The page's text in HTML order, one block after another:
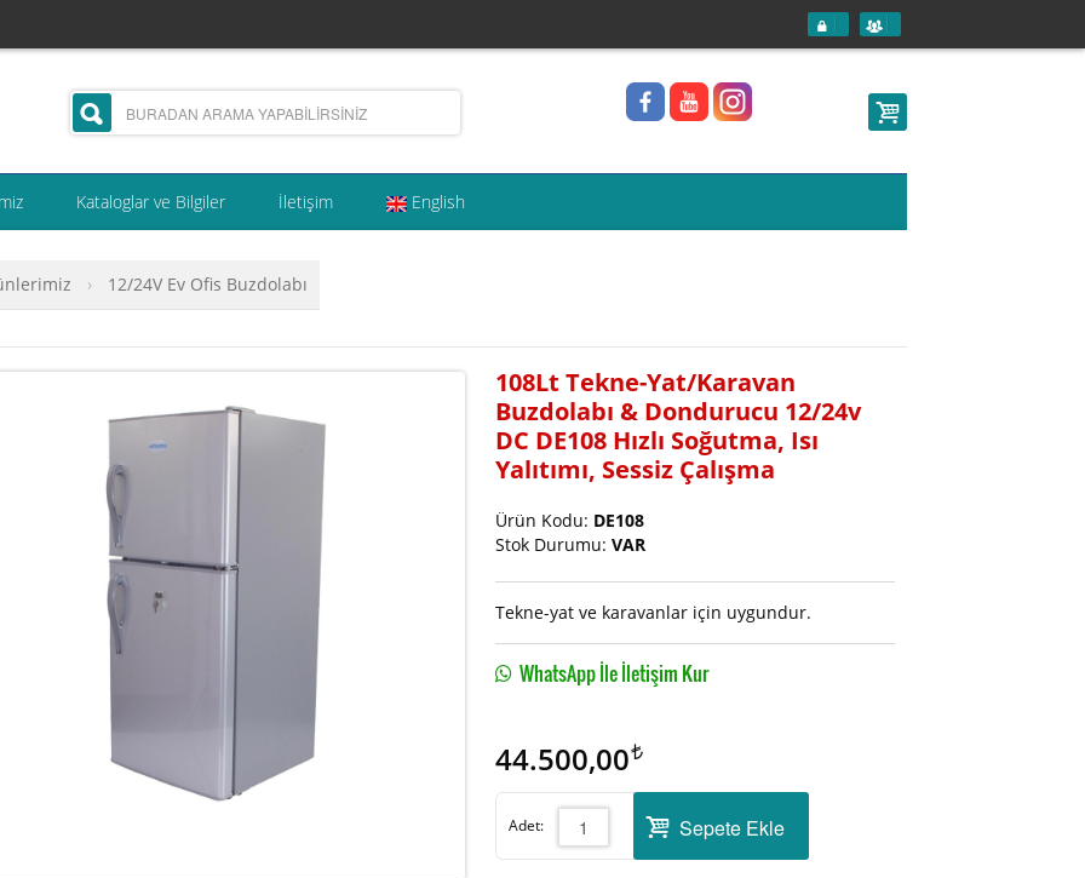
Kataloglar ve Bilgiler İletişim English
› 12/24V Ev Ofis Buzdolabı
108Lt Tekne-Yat/Karavan
Buzdolabı & Dondurucu 12/24v
DC DE108 Hızlı Soğutma, Isı
Yalıtımı, Sessiz Çalışma
Ürün Kodu: DE108
Stok Durumu: VAR
Tekne-yat ve karavanlar için uygundur.
WhatsApp İle İletişim Kur
44.500,00
Adet: Sepete Ekle